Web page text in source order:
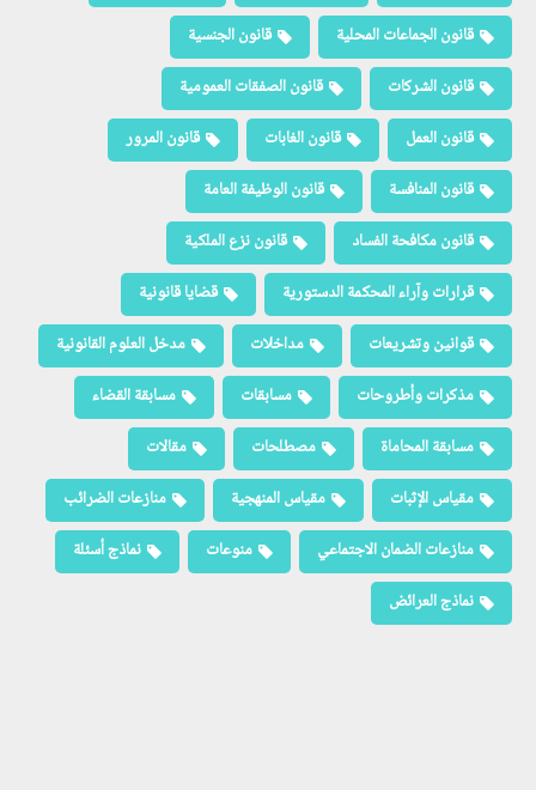
قانون الجماعات المحلية
قانون الجنسية
قانون الشركات
قانون الصفقات العمومية
قانون العمل
قانون الغابات
قانون المرور
قانون المنافسة
قانون الوظيفة العامة
قانون مكافحة الفساد
قانون نزع الملكية
قرارات وآراء المحكمة الدستورية
قضايا قانونية
قوانين وتشريعات
مداخلات
مدخل العلوم القانونية
مذكرات وأطروحات
مسابقات
مسابقة القضاء
مسابقة المحاماة
مصطلحات
مقالات
مقياس الإثبات
مقياس المنهجية
منازعات الضرائب
منازعات الضمان الاجتماعي
منوعات
نماذج أسئلة
نماذج العرائض